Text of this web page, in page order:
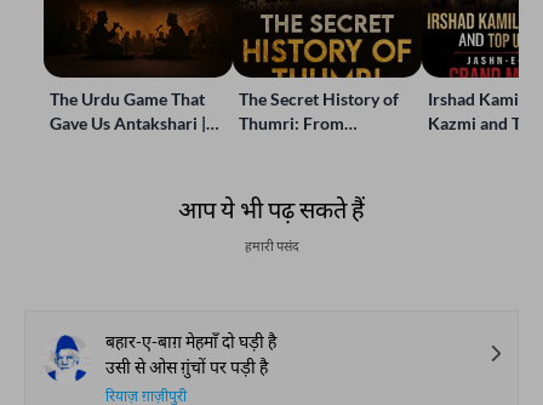
The Urdu Game That
Gave Us Antakshari |
The Secret History of
Thumri: From
Irshad Kamil,
Kazmi and
आप ये भी पढ़ सकते हैं
हमारी पसंद
बहार-ए-बाग़ मेहमाँ दो घड़ी है
उसी से ओस ग़ुंचों पर पड़ी है
रियाज़ ग़ाज़ीपुरी